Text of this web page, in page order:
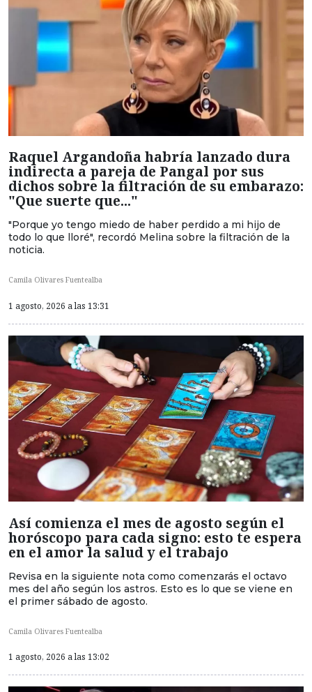
Raquel Argandoña habría lanzado dura
indirecta a pareja de Pangal por sus
dichos sobre la filtración de su embarazo:
"Que suerte que..."
"Porque yo tengo miedo de haber perdido a mi hijo de
todo lo que lloré", recordó Melina sobre la filtración de la
noticia.
Camila Olivares Fuentealba
1 agosto, 2026 a las 13:31
Así comienza el mes de agosto según el
horóscopo para cada signo: esto te espera
en el amor la salud y el trabajo
Revisa en la siguiente nota como comenzarás el octavo
mes del año según los astros. Esto es lo que se viene en
el primer sábado de agosto.
Camila Olivares Fuentealba
1 agosto, 2026 a las 13:02